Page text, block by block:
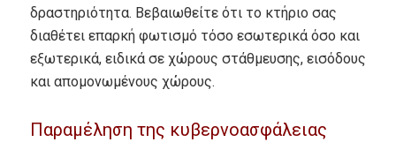
δραστηριότητα. Βεβαιωθείτε ότι το κτήριο σας
διαθέτει επαρκή φωτισμό τόσο εσωτερικά όσο και
εξωτερικά, ειδικά σε χώρους στάθμευσης, εισόδους
και απομονωμένους χώρους.
Παραμέληση της κυβερνοασφάλειας